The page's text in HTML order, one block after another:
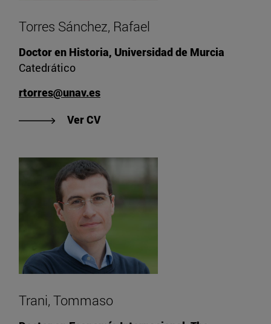
Torres Sánchez, Rafael
Doctor en Historia, Universidad de Murcia
Catedrático
rtorres@unav.es
Ver CV"Ver CV de Torres Sánchez, Rafael"
Trani, Tommaso